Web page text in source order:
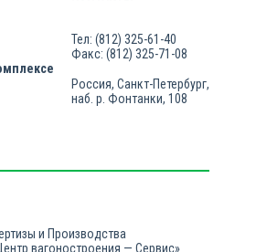
Тел: (812) 325-61-40
Факс: (812) 325-71-08
Россия, Санкт-Петербург,
наб. р. Фонтанки, 108
и Производства
вагоностроения — Сервис»